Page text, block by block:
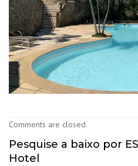
Comments are closed.
Pesquise a baixo por
Hotel